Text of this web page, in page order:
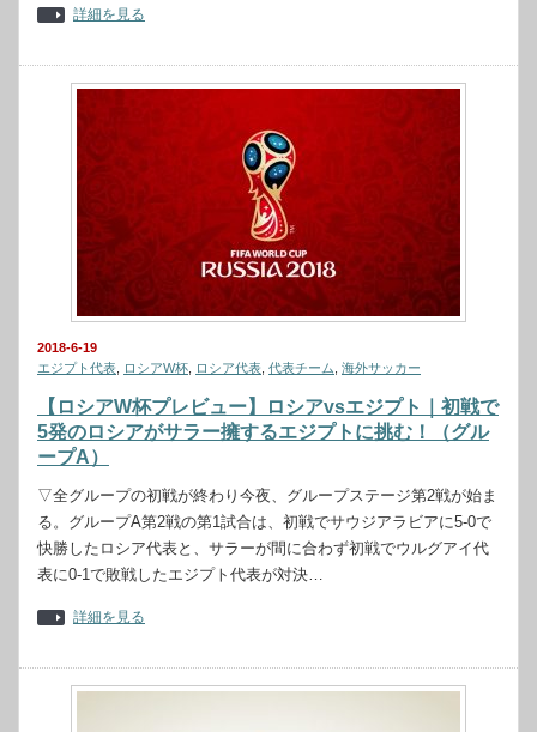
詳細を見る
2018-6-19
エジプト代表
ロシアW杯 ロシア代表 代表チーム 海外サッカー
【ロシアW杯プレビュー】ロシアvsエジプト｜初戦で
5発のロシアがサラー擁するエジプトに挑む！（グル
ープA）
▽全グループの初戦が終わり今夜、グループステージ第2戦が始ま
る。グループA第2戦の第1試合は、初戦でサウジアラビアに5-0で
快勝したロシア代表と、サラーが間に合わず初戦でウルグアイ代
表に0-1で敗戦したエジプト代表が対決…
詳細を見る